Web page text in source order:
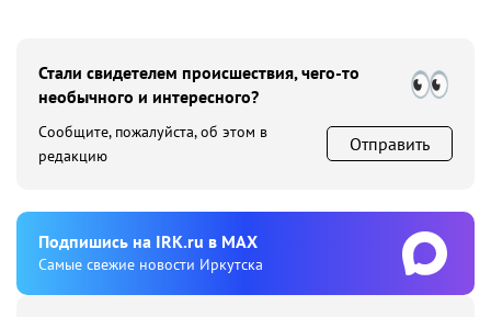
Стали свидетелем происшествия, чего-то
необычного и интересного?
Сообщите, пожалуйста, об этом в
редакцию
Отправить
Подпишиcь на IRK.ru в MAX
Cамые свежие новости Иркутска